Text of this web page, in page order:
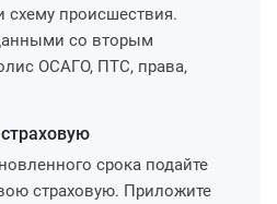
схему происшествия.
со вторым
ОСАГО, ПТС, права,
срока подайте
страховую. Приложите